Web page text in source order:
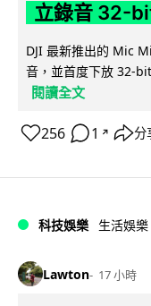
立錄音 32-
DJI 最新推出的 Mic
音，並首度下放 32-
閱讀全文
256 1 ↗ 分
科技娛樂 生活娛樂
Lawton 17 小時